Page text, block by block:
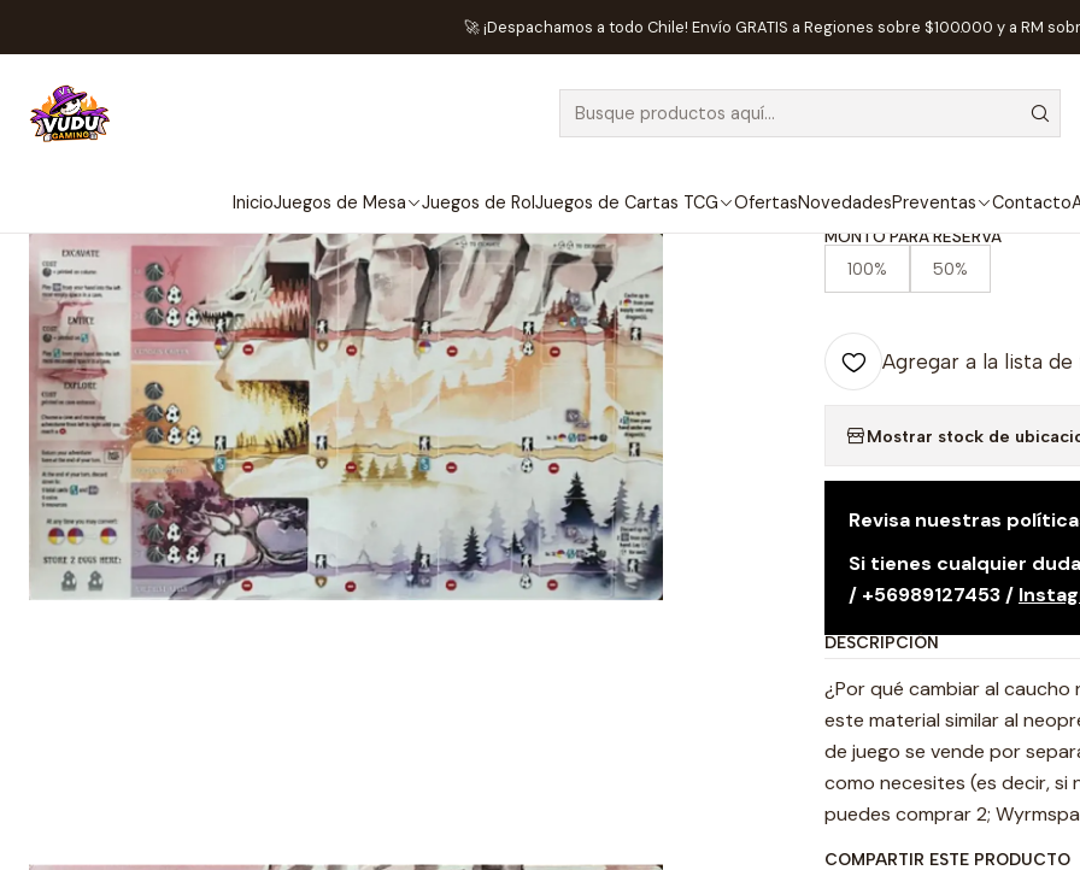
InicioJuegos de Mesa Juegos de RolJuegos de Cartas TCG OfertasNovedadesPreventas Contacto
🚀 ¡Despachamos a todo Chile! Envío GRATIS a Regiones sobre $100.000 y a RM
Preventas Maldito Games Preventa - TAPETE DE JUEGO DE CAUCHO
NO DISPONIBLE
Preventa -
MONTO PARA RESERVA
100% 50%
Agregar a la lista
Mostrar stock de
Revisa nuestras
Si tienes cualquier
/ +56989127453 /
DESCRIPCIÓN
¿Por qué cambiar al
este material similar al
de juego se vende por
como necesites (es decir, si
puedes comprar 2;
COMPARTIR ESTE PRODUCTO